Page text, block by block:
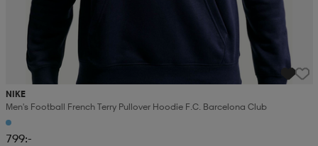
NIKE
Men's Football French Terry Pullover Hoodie F.c. Barcelona Club
799:-